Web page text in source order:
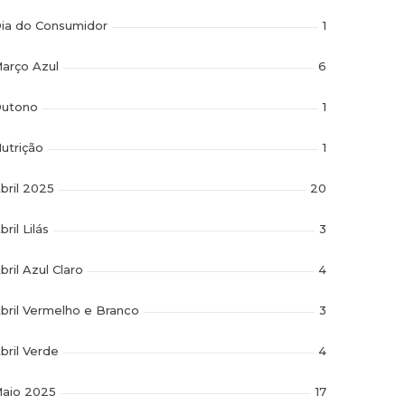
do Consumidor 1
Azul 6
1
1
2025 20
Lilás 3
Azul Claro 4
Vermelho e Branco 3
Verde 4
2025 17